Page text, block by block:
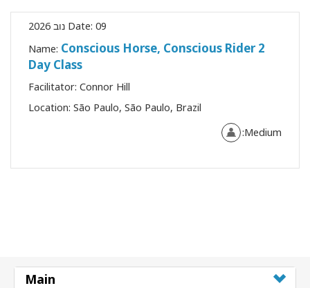
Date: 09 נוב 2026
Name: Conscious Horse, Conscious Rider 2
Day Class
Facilitator: Connor Hill
Location: São Paulo, São Paulo, Brazil
Medium:
Main